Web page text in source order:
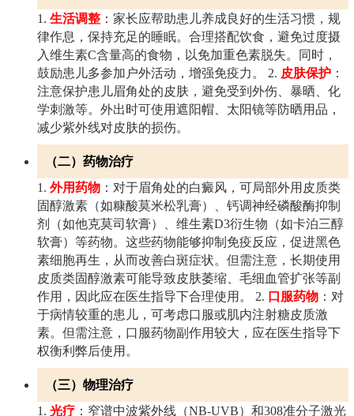
1. 生活调整 ：家长应帮助患儿养成良好的生活习惯，规
律作息，保持充足的睡眠。合理搭配饮食，避免过度摄
入维生素C含量高的食物，以免加重色素脱失。同时，
鼓励患儿多参加户外活动，增强免疫力。
2. 皮肤保护 ：
注意保护患儿眉角处的皮肤，避免受到外伤、暴晒、化
学刺激等。外出时可使用遮阳帽、太阳镜等防晒用品，
减少紫外线对皮肤的损伤。
（二）药物治疗
1. 外用药物 ：对于眉角处的白癜风，可局部外用皮质类
固醇激素（如糠酸莫米松乳膏）、钙调神经磷酸酶抑制
剂（如他克莫司软膏）、维生素D3衍生物（如卡泊三醇
软膏）等药物。这些药物能够抑制免疫反应，促进黑色
素细胞再生，从而改善白斑症状。但需注意，长期使用
皮质类固醇激素可能导致皮肤萎缩、毛细血管扩张等副
作用，因此应在医生指导下合理使用。
2. 口服药物 ：对
于病情较重的患儿，可考虑口服或肌内注射糖皮质激
素。但需注意，口服药物副作用较大，应在医生指导下
权衡利弊后使用。
（三）物理治疗
1. 光疗 ：窄谱中波紫外线（NB-UVB）和308准分子激光